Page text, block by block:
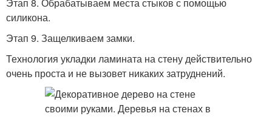
силикона.
Этап 9. Защелкиваем замки.
Технология укладки ламината на стену действительно
очень проста и не вызовет никаких затруднений.